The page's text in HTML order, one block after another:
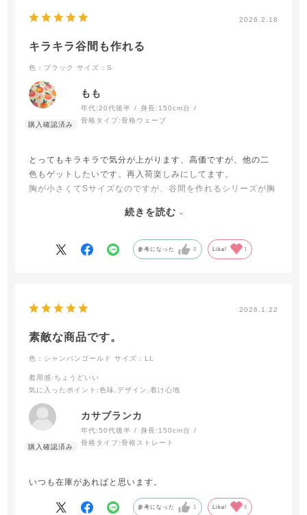
2026.2.18
キラキラ谷間も作れる
色：ブラック サイズ：S
もも
年代:20代後半 身長: 150cm台
骨格タイプ:骨格ウェーブ
とってもキラキラで気分が上がります、高価ですが、他の二
色もゲットしたいです。再入荷楽しみにしてます。
胸が小さくてSサイズなのですが、谷間を作れるシリーズが胸
ブラデリス Perfumyブラ23S1は黒以外全色持ってて、追加で
こちらのブラに出会いました。ホックもあるのでサポート力
もあり、ブラの下に胸がはみ出すなどもなく、お気に入りで
続きを読む
参考になった 0 Like! 1
2026.1.22
素敵な商品です。
色：シャンパンゴールド サイズ：LL
着用感:ちょうどいい
気に入ったポイント :色味,デザイン,着け心地
カサブランカ
年代:50代後半 身長: 150cm台
骨格タイプ:骨格ストレート
いつも在庫があればと思います。
参考になった 1 Like! 0